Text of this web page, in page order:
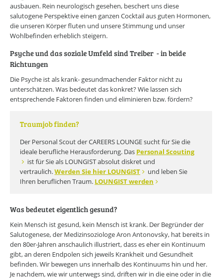
ausbauen. Rein neurologisch gesehen, beschert uns diese
salutogene Perspektive einen ganzen Cocktail aus guten Hormonen,
die unseren Körper fluten und unsere Stimmung und unser
Wohlbefinden erheblich steigern.
Psyche und das soziale Umfeld sind Treiber - in beide
Richtungen
Die Psyche ist als krank- gesundmachender Faktor nicht zu
unterschätzen. Was bedeutet das konkret? Wie lassen sich
entsprechende Faktoren finden und eliminieren bzw. fördern?
Traumjob finden?
Der Personal Scout der CAREERS LOUNGE sucht für Sie die
ideale berufliche Herausforderung. Das Personal Scouting
ist für Sie als LOUNGIST absolut diskret und
vertraulich.Werden Sie hier LOUNGIST
und leben Sie
Ihren beruflichen Traum. LOUNGIST werden
Was bedeutet eigentlich gesund?
Kein Mensch ist gesund, kein Mensch ist krank. Der Begründer der
Salutogenese, der Medizinsoziologe Aron Antonovsky, hat bereits in
den 80er-Jahren anschaulich illustriert, dass es eher ein Kontinuum
gibt, an deren Endpolen sich jeweils Krankheit und Gesundheit
befinden. Wir bewegen uns innerhalb des Kontinuums hin und her.
Je nachdem, wie wir unterwegs sind, driften wir in die eine oder in die